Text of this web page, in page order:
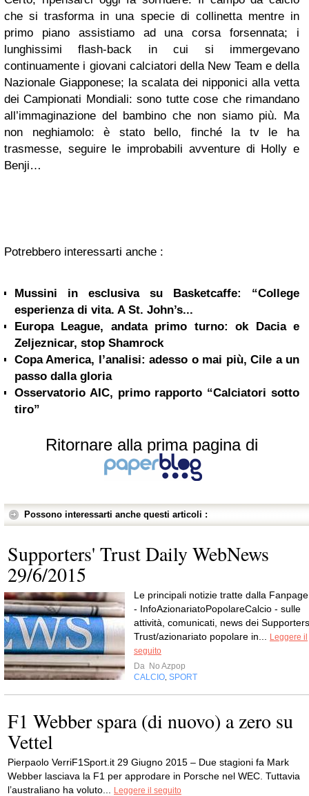
che si trasforma in una specie di collinetta mentre in
primo piano assistiamo ad una corsa forsennata; i
lunghissimi flash-back in cui si immergevano
continuamente i giovani calciatori della New Team e della
Nazionale Giapponese; la scalata dei nipponici alla vetta
dei Campionati Mondiali: sono tutte cose che rimandano
all’immaginazione del bambino che non siamo più. Ma
non neghiamolo: è stato bello, finché la tv le ha
trasmesse, seguire le improbabili avventure di Holly e
Benji…
Potrebbero interessarti anche :
Mussini in esclusiva su Basketcaffe: “College
esperienza di vita. A St. John’s...
Europa League, andata primo turno: ok Dacia e
Zeljeznicar, stop Shamrock
Copa America, l’analisi: adesso o mai più, Cile a un
passo dalla gloria
Osservatorio AIC, primo rapporto “Calciatori sotto
tiro”
Ritornare alla prima pagina di
Possono interessarti anche questi articoli :
Supporters' Trust Daily WebNews
29/6/2015
Le principali notizie tratte dalla Fanpage
- InfoAzionariatoPopolareCalcio - sulle
attività, comunicati, news dei
Trust/azionariato popolare in...
Leggere il
seguito
Da No Azpop
CALCIO SPORT
F1 Webber spara (di nuovo) a zero su
Vettel
Pierpaolo VerriF1Sport.it 29 Giugno 2015 – Due stagioni fa Mark
Webber lasciava la F1 per approdare in Porsche nel WEC. Tuttavia
l’australiano ha voluto...
Leggere il seguito